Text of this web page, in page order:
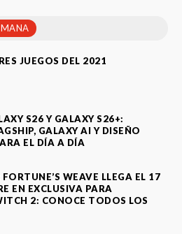
JUEGOS DEL 2021
S26 Y GALAXY S26+:
GALAXY AI Y DISEÑO
EL DÍA A DÍA
WEAVE LLEGA EL 17
EN EXCLUSIVA PARA
2: CONOCE TODOS LOS